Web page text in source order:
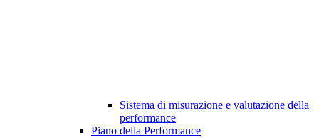
Sistema di misurazione e valutazione della
performance
Piano della Performance